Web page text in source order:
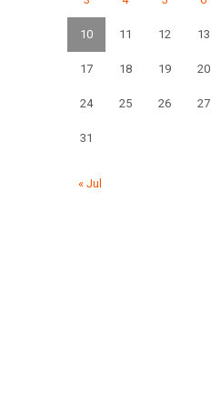
10 11 12 13
17 18 19 20
24 25 26 27
31
« Jul